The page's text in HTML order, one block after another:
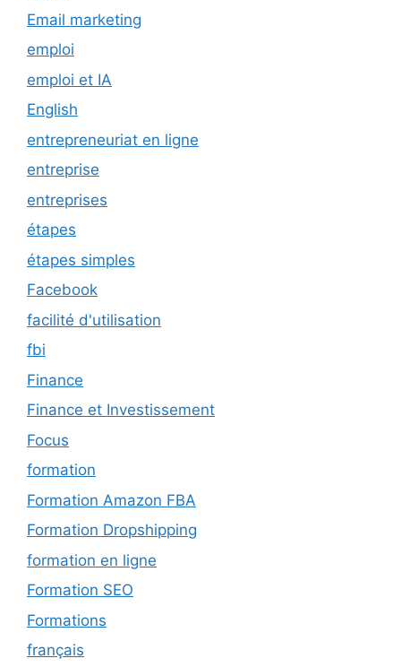
Email marketing
emploi
emploi et IA
English
entrepreneuriat en ligne
entreprise
entreprises
étapes
étapes simples
Facebook
facilité d'utilisation
fbi
Finance
Finance et Investissement
Focus
formation
Formation Amazon FBA
Formation Dropshipping
formation en ligne
Formation SEO
Formations
français